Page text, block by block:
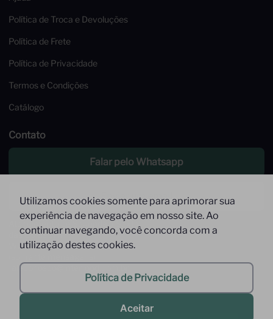
Utilizamos cookies somente para aprimorar sua
experiência de navegação em nosso site. Ao
continuar navegando, você concorda com a
utilização destes cookies.
Política de Privacidade
Aceitar
Política de Troca e Devoluções
Política de Frete
Política de Privacidade
Termos e Condições
Catálogo
Contato
Falar pelo Whatsapp
Enviar um email
Atendimento de Segunda à Sexta,
das 09 às 17h
Whatsapp: (11) 9 9278-9369
faleconosco@interfood.com.br